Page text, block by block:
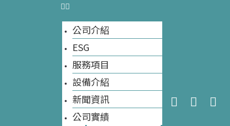
公司介紹
ESG
服務項目
設備介紹
新聞資訊
公司實績